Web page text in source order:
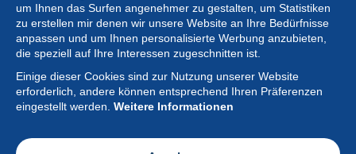
um Ihnen das Surfen angenehmer zu gestalten, um Statistiken
zu erstellen mir denen wir unsere Website an Ihre Bedürfnisse
anpassen und um Ihnen personalisierte Werbung anzubieten,
die speziell auf Ihre Interessen zugeschnitten ist.
Einige dieser Cookies sind zur Nutzung unserer Website
erforderlich, andere können entsprechend Ihren Präferenzen
eingestellt werden. Weitere Informationen
Sammlung
Neuigkeiten
Artikel
Gesellschaft